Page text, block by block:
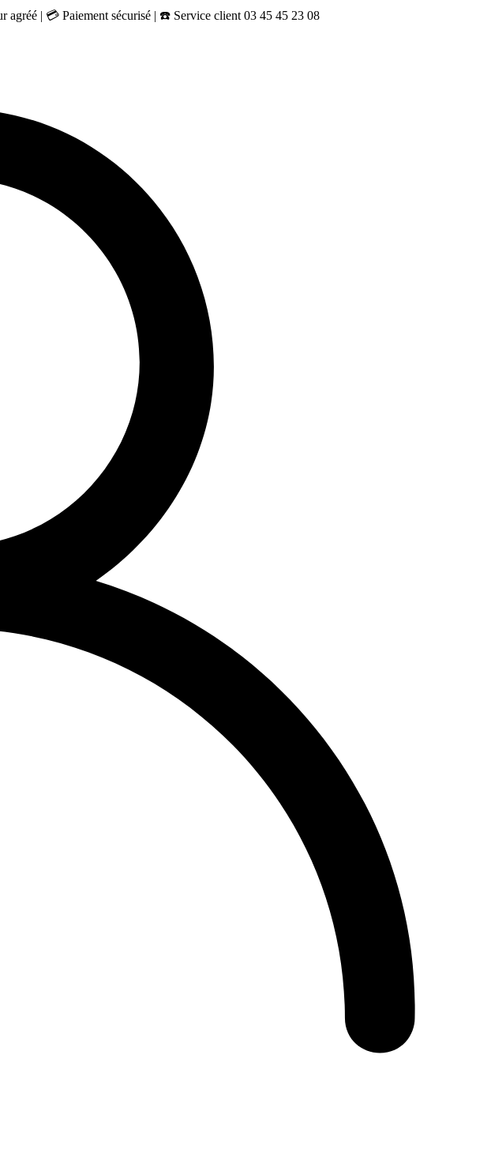
agréé | 💳 Paiement sécurisé | ☎️ Service client 03 45 45 23 08